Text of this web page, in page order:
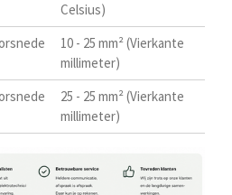
Celsius)
10 - 25 mm² (Vierkante
millimeter)
25 - 25 mm² (Vierkante
millimeter)